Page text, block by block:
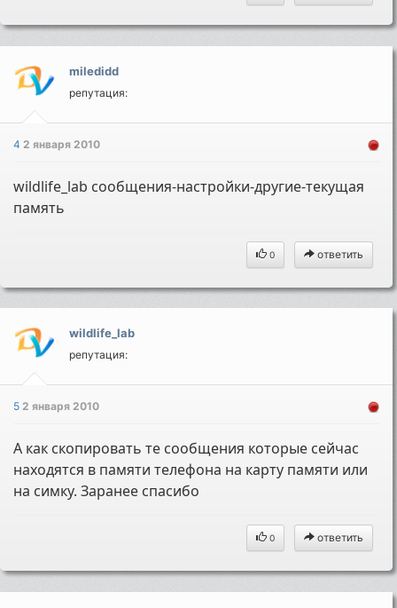
miledidd
репутация:
42 января 2010
wildlife_lab сообщения-настройки-другие-текущая
память
0 ответить
wildlife_lab
репутация:
52 января 2010
А как скопировать те сообщения которые сейчас
находятся в памяти телефона на карту памяти или
на симку. Заранее спасибо
0 ответить